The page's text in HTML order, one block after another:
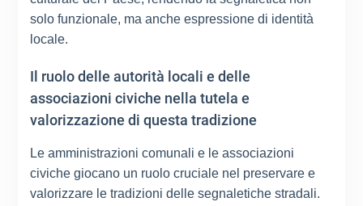
solo funzionale, ma anche espressione di identità
locale.
Il ruolo delle autorità locali e delle
associazioni civiche nella tutela e
valorizzazione di questa tradizione
Le amministrazioni comunali e le associazioni
civiche giocano un ruolo cruciale nel preservare e
valorizzare le tradizioni delle segnaletiche stradali.